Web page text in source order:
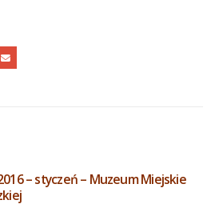
– styczeń – Muzeum Miejskie